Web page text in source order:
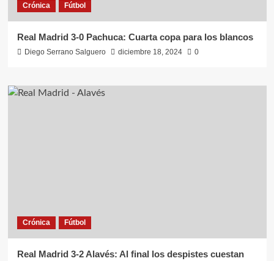
Crónica Fútbol
Real Madrid 3-0 Pachuca: Cuarta copa para los blancos
Diego Serrano Salguero diciembre 18, 2024 0
Crónica Fútbol
Real Madrid 3-2 Alavés: Al final los despistes cuestan